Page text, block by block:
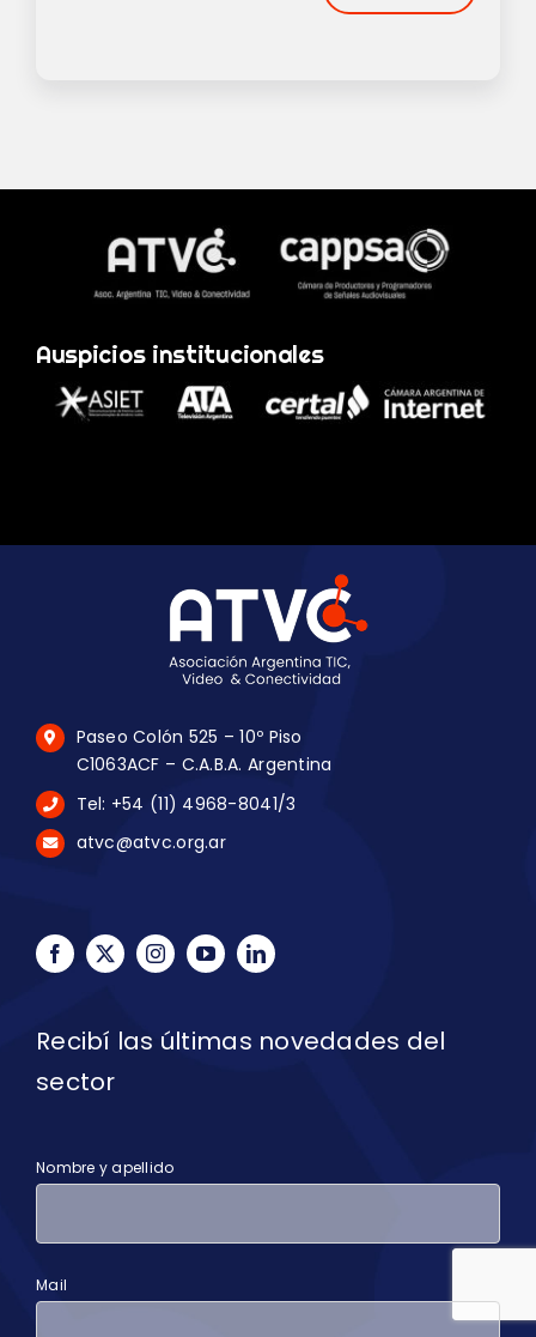
Auspicios institucionales
Paseo Colón 525 – 10º Piso
C1063ACF – C.A.B.A. Argentina
Tel: +54 (11) 4968-8041/3
atvc@atvc.org.ar
Recibí las últimas novedades del
sector
Nombre y apellido
Mail